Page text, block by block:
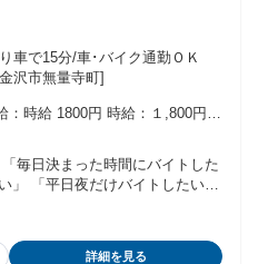
車で15分/車･バイク通勤ＯＫ
沢市無量寺町]
円 時給：１,800円
」 「平日夜だけバイトしたい」
性が活躍中！】
詳細を見る